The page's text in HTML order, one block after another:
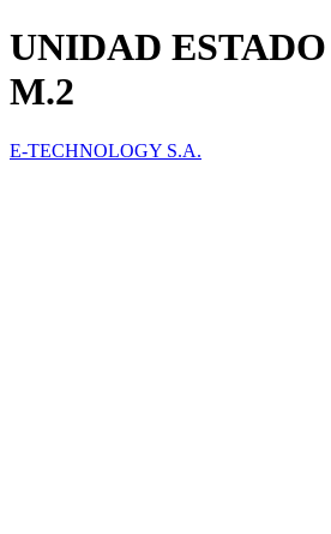
UNIDAD
M.2
E-TECHNOLOGY S.A.